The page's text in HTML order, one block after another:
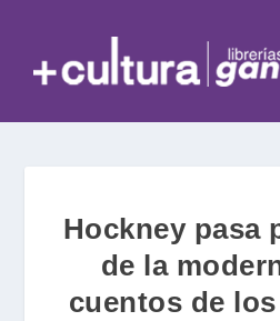
Hockney pasa
de la
cuentos de